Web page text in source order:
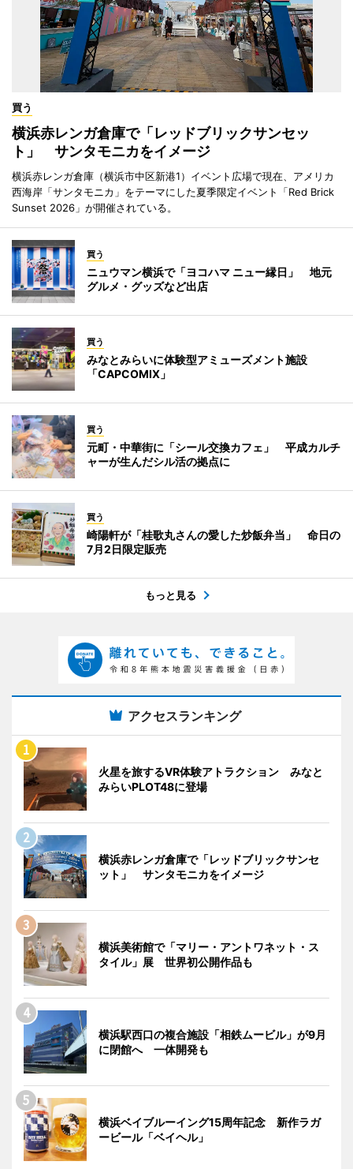
買う
横浜赤レンガ倉庫で「レッドブリックサンセッ
ト」 サンタモニカをイメージ
横浜赤レンガ倉庫（横浜市中区新港1）イベント広場で現在、アメリカ
西海岸「サンタモニカ」をテーマにした夏季限定イベント「Red Brick
Sunset 2026」が開催されている。
買う
ニュウマン横浜で「ヨコハマ ニュー縁日」 地元
グルメ・グッズなど出店
買う
みなとみらいに体験型アミューズメント施設
「CAPCOMIX」
買う
元町・中華街に「シール交換カフェ」 平成カルチ
ャーが生んだシル活の拠点に
買う
崎陽軒が「桂歌丸さんの愛した炒飯弁当」 命日の
7月2日限定販売
もっと見る
アクセスランキング
火星を旅するVR体験アトラクション みなと
みらいPLOT48に登場
横浜赤レンガ倉庫で「レッドブリックサンセ
ット」 サンタモニカをイメージ
横浜美術館で「マリー・アントワネット・ス
タイル」展 世界初公開作品も
横浜駅西口の複合施設「相鉄ムービル」が9月
に閉館へ 一体開発も
横浜ベイブルーイング15周年記念 新作ラガ
ービール「ベイヘル」